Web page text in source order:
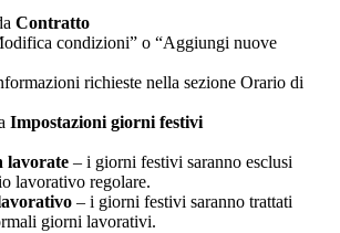
Contratto
condizioni” o “Aggiungi nuove
richieste nella sezione Orario di
Impostazioni giorni festivi
lavorate – i giorni festivi saranno esclusi
lavorativo regolare.
– i giorni festivi saranno trattati
giorni lavorativi.